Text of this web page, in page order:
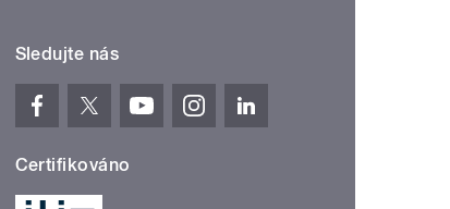
Sledujte nás
Certifikováno